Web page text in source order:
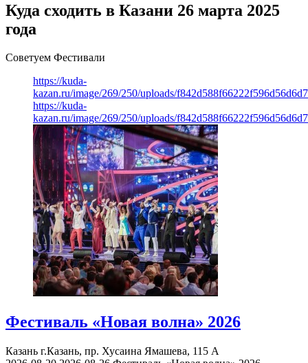
Куда сходить в Казани 26 марта 2025
года
Советуем Фестивали
https://kuda-
kazan.ru/image/269/250/uploads/
https://kuda-
kazan.ru/image/269/250/uploads/
Фестиваль «Новая волна» 2026
Казань г.Казань, пр. Хусаина Ямашева, 115 A